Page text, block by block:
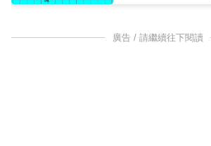
廣告 / 請繼續往下閱讀